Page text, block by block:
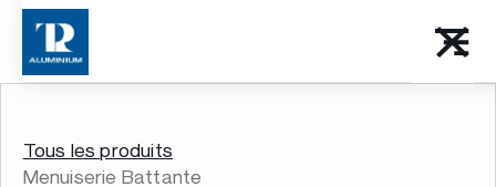
Tous les produits
Menuiserie Battante